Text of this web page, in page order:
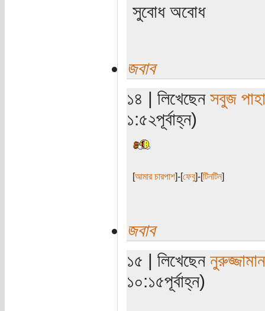
সুবোধ অবোধ
জবাব
১৪ | লিখেছেন সবুজ
১:৫২পূর্বাহ্ন)
[আমার চারপাশ]-[ফেবু]-[টিনটিন]
জবাব
১৫ | লিখেছেন
১০:১৫পূর্বাহ্ন)